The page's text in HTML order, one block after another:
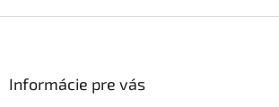
Informácie pre vás